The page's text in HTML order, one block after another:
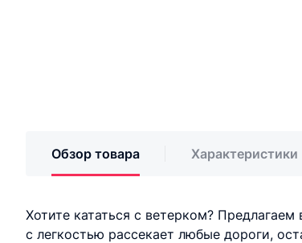
Обзор товара Характеристики
Хотите кататься с ветерком?
с легкостью рассекает любые дороги,